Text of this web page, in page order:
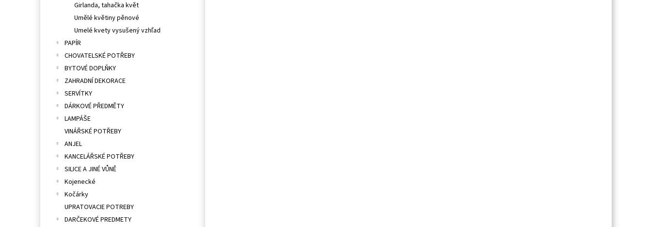
Girlanda, tahačka květ
Umělé květiny pěnové
Umelé kvety vysušený vzhľad
PAPÍR
CHOVATELSKÉ POTŘEBY
BYTOVÉ DOPLŇKY
ZAHRADNÍ DEKORACE
SERVÍTKY
DÁRKOVÉ PŘEDMĚTY
LAMPÁŠE
VINÁŘSKÉ POTŘEBY
ANJEL
KANCELÁŘSKÉ POTŘEBY
SILICE A JINÉ VŮNĚ
Kojenecké
Kočárky
UPRATOVACIE POTREBY
DARČEKOVÉ PREDMETY